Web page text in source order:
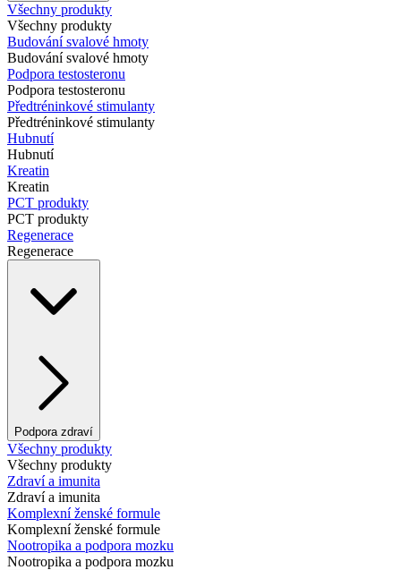
Všechny produkty
Všechny produkty
Budování svalové hmoty
Budování svalové hmoty
Podpora testosteronu
Podpora testosteronu
Předtréninkové stimulanty
Předtréninkové stimulanty
Hubnutí
Hubnutí
Kreatin
Kreatin
PCT produkty
PCT produkty
Regenerace
Regenerace
Podpora zdraví
Všechny produkty
Všechny produkty
Zdraví a imunita
Zdraví a imunita
Komplexní ženské formule
Komplexní ženské formule
Nootropika a podpora mozku
Nootropika a podpora mozku